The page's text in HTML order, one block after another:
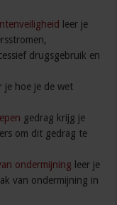
leer je
drugsgebruik en
je hoe je de wet
gedrag krijg je
om dit gedrag te
ondermijning leer je
van ondermijning in